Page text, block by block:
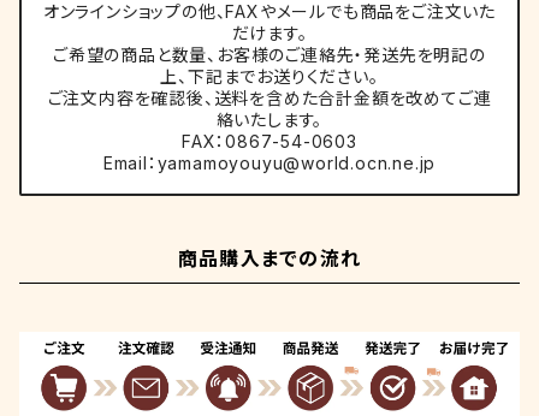
オンラインショップの他、FAXやメールでも商品をご注文いた
だけます。
ご希望の商品と数量、お客様のご連絡先・発送先を明記の
上、下記までお送りください。
ご注文内容を確認後、送料を含めた合計金額を改めてご連
絡いたします。
FAX：0867-54-0603
Email： yamamoyouyu@world.ocn.ne.jp
商品購入までの流れ